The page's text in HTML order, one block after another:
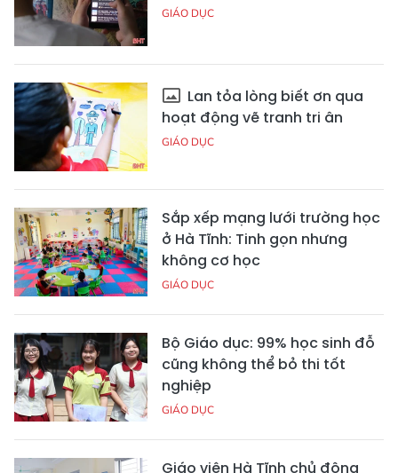
GIÁO DỤC
Lan tỏa lòng biết ơn qua
hoạt động vẽ tranh tri ân
GIÁO DỤC
Sắp xếp mạng lưới trường học
ở Hà Tĩnh: Tinh gọn nhưng
không cơ học
GIÁO DỤC
Bộ Giáo dục: 99% học sinh đỗ
cũng không thể bỏ thi tốt
nghiệp
GIÁO DỤC
Giáo viên Hà Tĩnh chủ động